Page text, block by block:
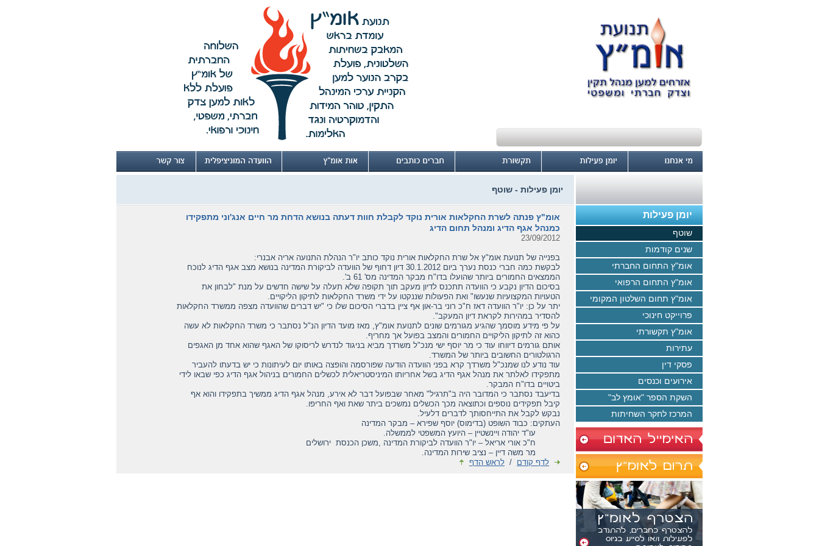
יומן פעילות - שוטף
אומ"ץ פנתה לשרת החקלאות אורית נוקד לקבלת חוות דעתה בנושא הדחת מר חיים אנג'וני מתפקידו
כמנהל אגף הדיג ומנהל תחום הדיג
23/09/2012
בפנייה של תנועת אומ"ץ אל שרת החקלאות אורית נוקד כותב יו"ר הנהלת התנועה אריה אבנרי:
לבקשת כמה חברי כנסת נערך ביום 30.1.2012 דיון דחוף של הוועדה לביקורת המדינה בנושא מצב אגף הדיג לנוכח
הממצאים החמורים ביותר שהועלו בדו"ח מבקר המדינה מס' 61 ב'.
בסיכום הדיון נקבע כי הוועדה תתכנס לדיון מעקב תוך תקופה שלא תעלה על שישה חדשים על מנת "לבחון את
הטעויות המקצועיות שנעשו" ואת הפעולות שננקטו על ידי משרד החקלאות לתיקון הליקויים.
יתר על כן: יו"ר הוועדה דאז ח"כ רוני בר-און אף ציין בדברי הסיכום שלו כי "יש דברים שהוועדה מצפה ממשרד החקלאות
להסדיר במהירות לקראת דיון המעקב".
על פי מידע מוסמך שהגיע מגורמים שונים לתנועת אומ"ץ, מאז מועד הדיון הנ"ל נסתבר כי משרד החקלאות לא עשה
כהוא זה לתיקון הליקויים החמורים והמצב בפועל אך מחריף.
אותם גורמים דיווחו עוד כי מר יוסף ישי מנכ"ל משרדך מביא בניגוד לנדרש לריסוקו של האגף שהוא אחד מן האגפים
הרגולטורים החשובים ביותר של המשרד.
עוד נודע לנו שמנכ"ל משרדך קרא בפני הוועדה הודעה שפורסמה והופצה באותו יום לעיתונות כי יש בדעתו להעביר
מתפקידו לאלתר את מנהל אגף הדיג בשל אחריותו המיניסטריאלית לכשלים החמורים בניהול אגף הדיג כפי שבאו לידי
ביטויים בדו"ח המבקר.
בדיעבד נסתבר כי המדובר היה ב"תרגיל" מאחר שבפועל דבר לא אירע, מנהל אגף הדיג ממשיך בתפקידו והוא אף
קיבל תפקידים נוספים וכתוצאה מכך הכשלים נמשכים ביתר שאת ואף החריפו.
נבקש לקבל את התייחסותך לדברים דלעיל.
העתקים: כבוד השופט (בדימוס) יוסף שפירא – מבקר המדינה
עו"ד יהודה ויינשטיין – היועץ המשפטי לממשלה.
ח"כ אורי אריאל – יו"ר הוועדה לביקורת המדינה ,משכן הכנסת ירושלים
מר משה דיין – נציב שירות המדינה.
לדף קודם / לראש הדף
יומן פעילות
שוטף
שנים קודמות
אומ"ץ התחום החברתי
אומ"ץ התחום הרפואי
אומ"ץ תחום השלטון המקומי
פרוייקט חינוכי
אומ"ץ תקשורתי
עתירות
פסקי דין
אירועים וכנסים
השקת הספר "אומץ לב"
המרכז לחקר השחיתות